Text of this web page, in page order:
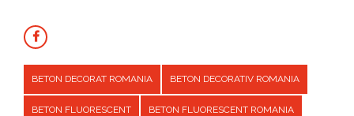
BETON DECORAT ROMANIA BETON DECORATIV ROMANIA
BETON FLUORESCENT BETON FLUORESCENT ROMANIA